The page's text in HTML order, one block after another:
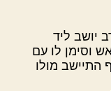
יושב ליד
וסימן לו עם
התיישב מולו